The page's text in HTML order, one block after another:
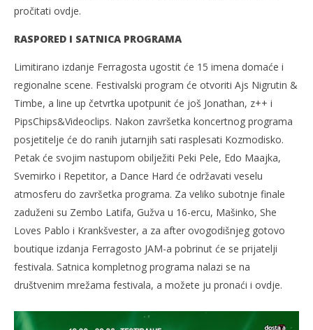
pročitati ovdje.
RASPORED I SATNICA PROGRAMA
Limitirano izdanje Ferragosta ugostit će 15 imena domaće i
regionalne scene. Festivalski program će otvoriti Ajs Nigrutin &
Timbe, a line up četvrtka upotpunit će još Jonathan, z++ i
PipsChips&Videoclips. Nakon završetka koncertnog programa
posjetitelje će do ranih jutarnjih sati rasplesati Kozmodisko.
Petak će svojim nastupom obilježiti Peki Pele, Edo Maajka,
Svemirko i Repetitor, a Dance Hard će održavati veselu
atmosferu do završetka programa. Za veliko subotnje finale
zaduženi su Zembo Latifa, Gužva u 16-ercu, Mašinko, She
Loves Pablo i Krankšvester, a za after ovogodišnjeg gotovo
boutique izdanja Ferragosto JAM-a pobrinut će se prijatelji
festivala. Satnica kompletnog programa nalazi se na
društvenim mrežama festivala, a možete ju pronaći i ovdje.